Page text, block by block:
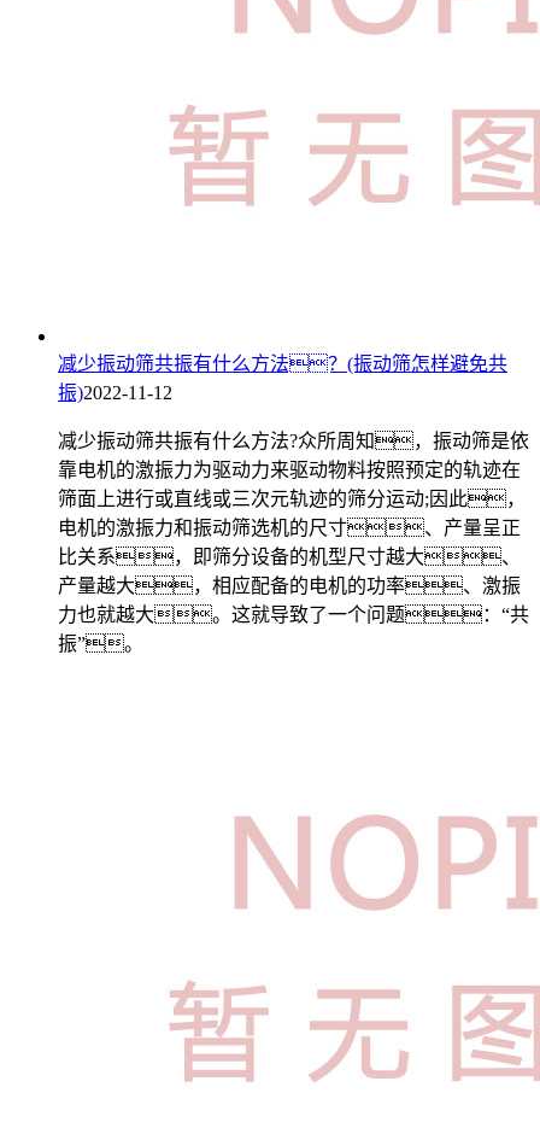
减少振动筛共振有什么方法？(振动筛怎样避免共
振)2022-11-12
减少振动筛共振有什么方法?众所周知，振动筛是依
靠电机的激振力为驱动力来驱动物料按照预定的轨迹在
筛面上进行或直线或三次元轨迹的筛分运动;因此，
电机的激振力和振动筛选机的尺寸、产量呈正
比关系，即筛分设备的机型尺寸越大、
产量越大，相应配备的电机的功率、激振
力也就越大。这就导致了一个问题：“共
振”。